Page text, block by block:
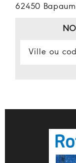
62450